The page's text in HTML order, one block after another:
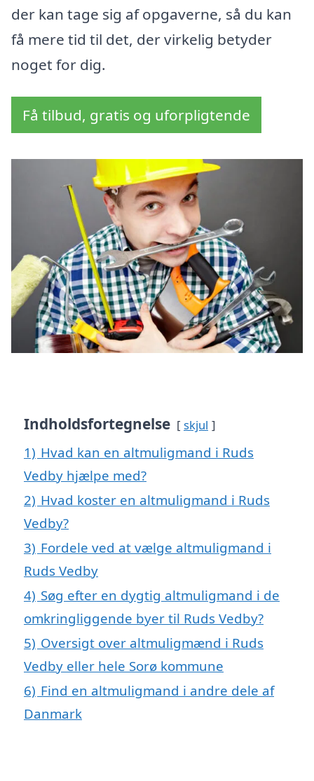
der kan tage sig af opgaverne, så du kan
få mere tid til det, der virkelig betyder
noget for dig.
Få tilbud, gratis og uforpligtende
Indholdsfortegnelse skjul
1) Hvad kan en altmuligmand i Ruds
Vedby hjælpe med?
2) Hvad koster en altmuligmand i Ruds
Vedby?
3) Fordele ved at vælge altmuligmand i
Ruds Vedby
4) Søg efter en dygtig altmuligmand i de
omkringliggende byer til Ruds Vedby?
5) Oversigt over altmuligmænd i Ruds
Vedby eller hele Sorø kommune
6) Find en altmuligmand i andre dele af
Danmark